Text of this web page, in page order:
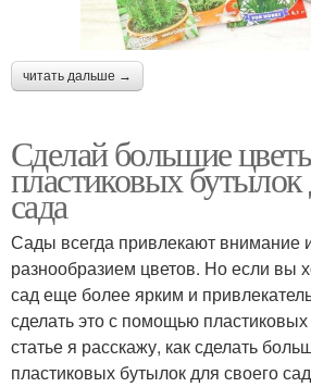
читать дальше →
Сделай большие
пластиковых бутылок
сада
Сады всегда привлекают внимание
разнообразием цветов. Но если вы
сад еще более ярким и
сделать это с помощью
статье я расскажу, как сделать
пластиковых бутылок для своего